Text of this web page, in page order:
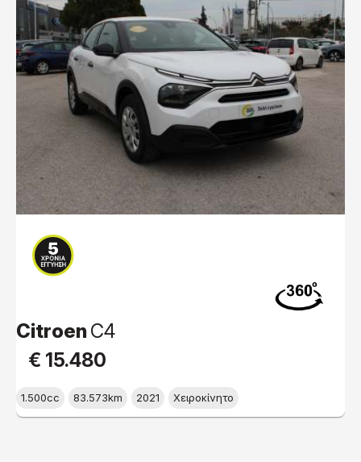
CitroenC4
€ 15.480
1.500cc 83.573km 2021 Χειροκίνητο